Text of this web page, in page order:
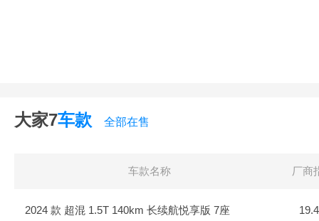
大家7车款 全部在售
车款名称 厂商
2024 款 超混 1.5T 140km 长续航悦享版 7座